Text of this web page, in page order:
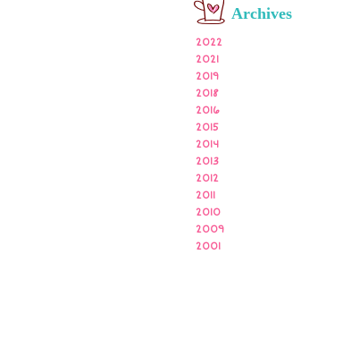
Archives
2022
2021
2019
2018
2016
2015
2014
2013
2012
2011
2010
2009
2001